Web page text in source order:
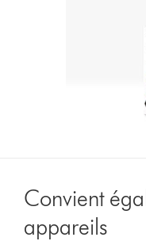
Convient
appareils